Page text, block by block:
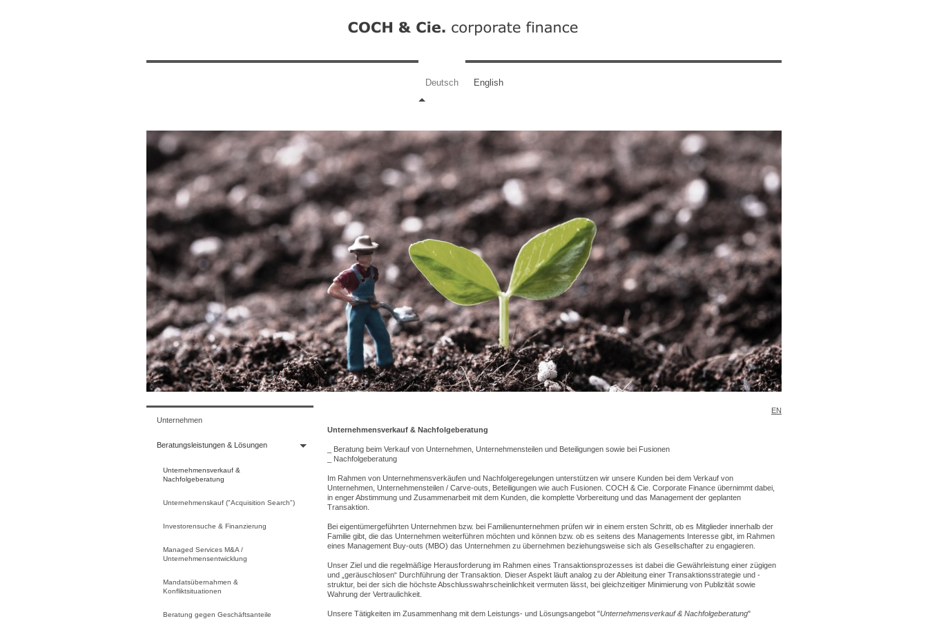
Deutsch English
EN
Unternehmensverkauf & Nachfolgeberatung
_ Beratung beim Verkauf von Unternehmen, Unternehmensteilen und Beteiligungen sowie bei Fusionen
_ Nachfolgeberatung
Im Rahmen von Unternehmensverkäufen und Nachfolgeregelungen unterstützen wir unsere Kunden bei dem Verkauf von
Unternehmen, Unternehmensteilen / Carve-outs, Beteiligungen wie auch Fusionen. COCH & Cie. Corporate Finance übernimmt dabei,
in enger Abstimmung und Zusammenarbeit mit dem Kunden, die komplette Vorbereitung und das Management der geplanten
Transaktion.
Bei eigentümergeführten Unternehmen bzw. bei Familienunternehmen prüfen wir in einem ersten Schritt, ob es Mitglieder innerhalb der
Familie gibt, die das Unternehmen weiterführen möchten und können bzw. ob es seitens des Managements Interesse gibt, im Rahmen
eines Management Buy-outs (MBO) das Unternehmen zu übernehmen beziehungsweise sich als Gesellschafter zu engagieren.
Unser Ziel und die regelmäßige Herausforderung im Rahmen eines Transaktionsprozesses ist dabei die Gewährleistung einer zügigen
und „geräuschlosen“ Durchführung der Transaktion. Dieser Aspekt läuft analog zu der Ableitung einer Transaktionsstrategie und -
struktur, bei der sich die höchste Abschlusswahrscheinlichkeit vermuten lässt, bei gleichzeitiger Minimierung von Publizität sowie
Wahrung der Vertraulichkeit.
Unsere Tätigkeiten im Zusammenhang mit dem Leistungs- und Lösungsangebot "Unternehmensverkauf & Nachfolgeberatung"
Unternehmen
Beratungsleistungen & Lösungen
Unternehmensverkauf &
Nachfolgeberatung
Unternehmenskauf ("Acquisition Search")
Investorensuche & Finanzierung
Managed Services M&A /
Unternehmensentwicklung
Mandatsübernahmen &
Konfliktsituationen
Beratung gegen Geschäftsanteile